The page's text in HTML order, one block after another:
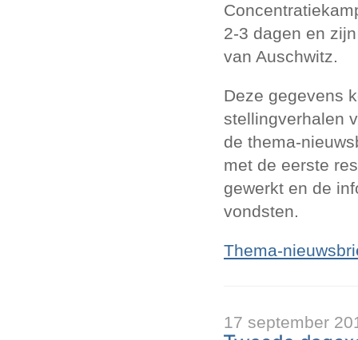
2-3 dagen en
van Auschwitz.
Deze gegevens
stellingverhalen
de thema-
met de eerste
gewerkt en de
vondsten.
Thema-
17 september